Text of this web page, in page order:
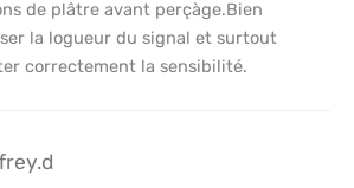
de plâtre avant perçàge.Bien
la logueur du signal et surtout
correctement la sensibilité.